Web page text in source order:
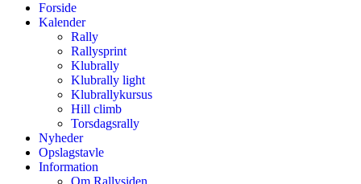
Forside
Kalender
Rally
Rallysprint
Klubrally
Klubrally light
Klubrallykursus
Hill climb
Torsdagsrally
Nyheder
Opslagstavle
Information
Om Rallysiden